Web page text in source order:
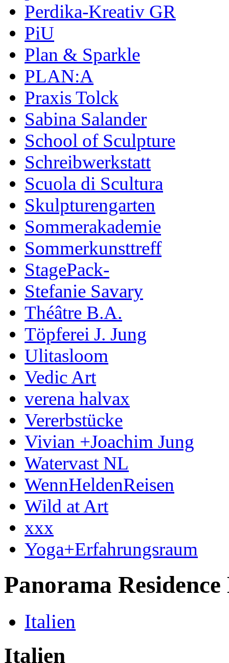
Perdika-Kreativ GR
PiU
Plan & Sparkle
PLAN:A
Praxis Tolck
Sabina Salander
School of Sculpture
Schreibwerkstatt
Scuola di Scultura
Skulpturengarten
Sommerakademie
Sommerkunsttreff
StagePack-
Stefanie Savary
Théâtre B.A.
Töpferei J. Jung
Ulitasloom
Vedic Art
verena halvax
Vererbstücke
Vivian +Joachim Jung
Watervast NL
WennHeldenReisen
Wild at Art
xxx
Yoga+Erfahrungsraum
Panorama
Italien
Italien